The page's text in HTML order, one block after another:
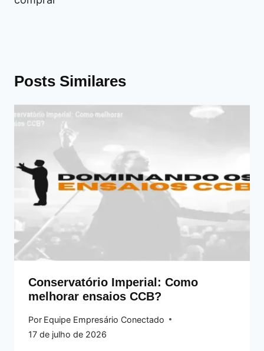
Posts Similares
Conservatório Imperial: Como
melhorar ensaios CCB?
Por Equipe Empresário Conectado
17 de julho de 2026